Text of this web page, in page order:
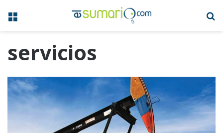
Menú
servicios